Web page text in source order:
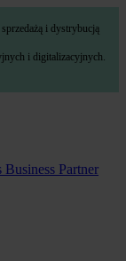
i dystrybucją
i digitalizacyjnych.